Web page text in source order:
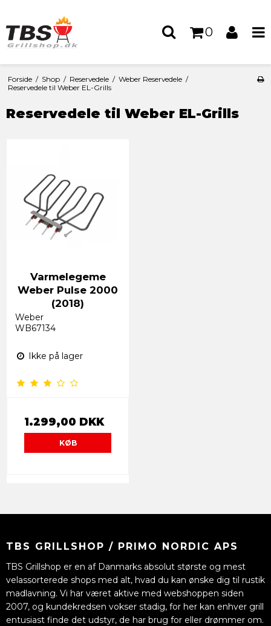
0
Forside / Shop / Reservedele / Weber Reservedele /
Reservedele til Weber EL-Grills
Reservedele til Weber EL-Grills
Varmelegeme
Weber Pulse 2000
(2018)
Weber
WB67134
Ikke på lager
1.299,00 DKK
KØB
TBS GRILLSHOP / PRIMO NORDIC APS
TBS Grillshop er en af Danmarks absolut største og mest
velassorterede shops med alt, hvad du kan ønske dig til rustik
madlavning. Vi har været aktive med webshoppen siden
2007, og kundekredsen vokser stadig, for her kan enhver grill
entusiast finde det udstyr, de har brug for eller drømmer om.